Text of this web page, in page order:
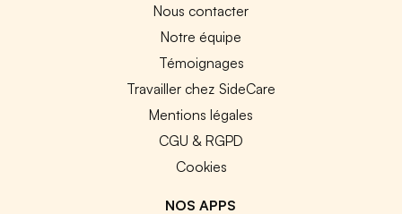
Nous contacter
Notre équipe
Témoignages
Travailler chez SideCare
Mentions légales
CGU & RGPD
Cookies
NOS APPS